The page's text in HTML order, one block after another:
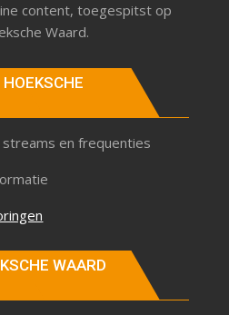
content, toegespitst op
Waard.
streams en frequenties
WAARD